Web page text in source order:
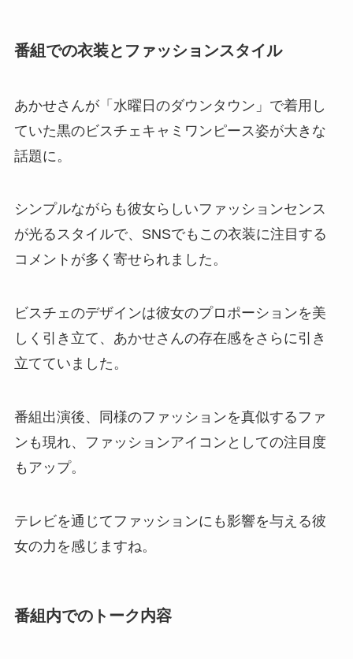
番組での衣装とファッションスタイル
あかせさんが「水曜日のダウンタウン」で着用し
ていた黒のビスチェキャミワンピース姿が大きな
話題に。
シンプルながらも彼女らしいファッションセンス
が光るスタイルで、SNSでもこの衣装に注目する
コメントが多く寄せられました。
ビスチェのデザインは彼女のプロポーションを美
しく引き立て、あかせさんの存在感をさらに引き
立てていました。
番組出演後、同様のファッションを真似するファ
ンも現れ、ファッションアイコンとしての注目度
もアップ。
テレビを通じてファッションにも影響を与える彼
女の力を感じますね。
番組内でのトーク内容